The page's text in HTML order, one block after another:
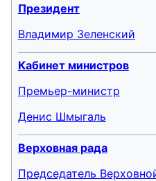
Президент
Владимир Зеленский
Кабинет министров
Премьер-министр
Денис Шмыгаль
Верховная рада
Председатель